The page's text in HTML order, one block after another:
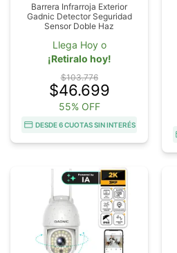
Barrera Infrarroja Exterior
Gadnic Detector Seguridad
Sensor Doble Haz
Llega Hoy o
¡Retiralo hoy!
$103.776
$46.699
55% OFF
DESDE 6 CUOTAS SIN INTERÉS